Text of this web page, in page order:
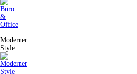
Moderner
Style